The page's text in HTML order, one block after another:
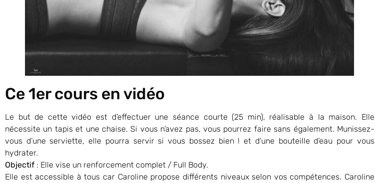
Ce 1er cours en vidéo
Le but de cette vidéo est d’effectuer une séance courte (25 min), réalisable à la maison. Elle
nécessite un tapis et une chaise. Si vous n’avez pas, vous pourrez faire sans également. Munissez-
vous d’une serviette, elle pourra servir si vous bossez bien ! et d’une bouteille d’eau pour vous
hydrater.
Objectif : Elle vise un renforcement complet / Full Body.
Elle est accessible à tous car Caroline propose différents niveaux selon vos compétences. Caroline